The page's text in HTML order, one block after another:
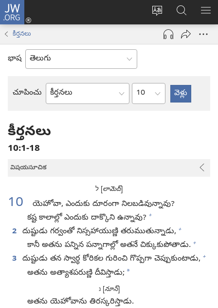
JW.ORG
సైట్
భాష
మార్చండి
లాగిన్
(కొత్త
ఓపెన్‌
JW.ORGలో
వెదకండి
కీర్తనలు
భాష
చూపించు
బైబిలు
అధ్యాయం
కీర్తనలు
10:1-18
విషయసూచిక
లామెద్‌]
10
యెహోవా, ఎందుకు దూరంగా నిలబడివున్నావు?
కష్ట కాలాల్లో ఎందుకు దాక్కొని ఉన్నావు? +
2 దుష్టుడు గర్వంతో నిస్సహాయుణ్ణి తరుముతున్నాడు, +
కానీ అతను పన్నిన పన్నాగాల్లో అతనే చిక్కుకుపోతాడు. +
3 దుష్టుడు తన స్వార్థ కోరికల గురించి గొప్పగా చెప్పుకుంటాడు, +
అతను అత్యాశపరుణ్ణి దీవిస్తాడు; *
נ[నూన్‌]
అతను యెహోవాను తిరస్కరిస్తాడు.